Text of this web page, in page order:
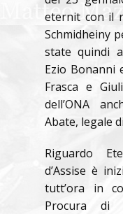
eternit con il
Schmidheiny
state quindi
Ezio Bonanni
Frasca e
dell’ONA
Abate, legale
Riguardo
d’Assise è
tutt’ora in
Procura di